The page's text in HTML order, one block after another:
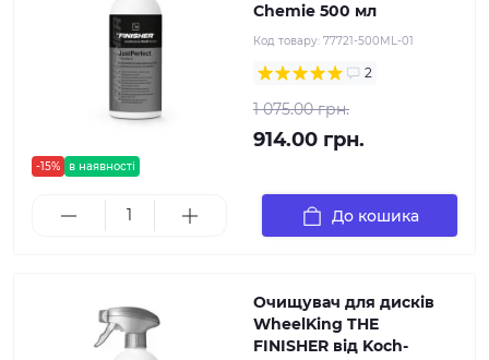
-15% в наявності
Chemie 500 мл
Код товару: 77721-500ML-01
2
1 075.00 грн.
914.00 грн.
До кошика
Очищувач для дисків
WheelKing THE
FINISHER від Koch-